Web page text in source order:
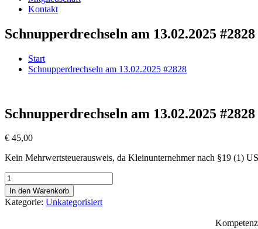
Kontakt
Schnupperdrechseln am 13.02.2025 #2828
Start
Schnupperdrechseln am 13.02.2025 #2828
Schnupperdrechseln am 13.02.2025 #2828
€ 45,00
Kein Mehrwertsteuerausweis, da Kleinunternehmer nach §19 (1)
Schnupperdrechseln
am
13.02.2025
#2828
In den Warenkorb
Kategorie: Unkategorisiert